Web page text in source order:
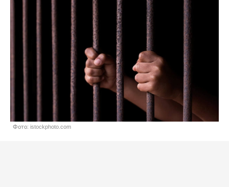
Фото: istockphoto.com